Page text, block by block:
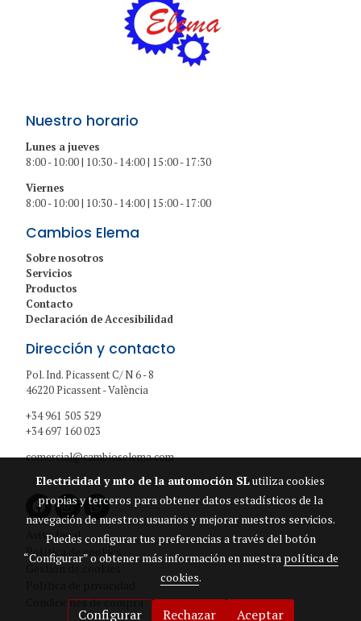
Nuestro horario
Lunes a jueves
8:00 - 10:00 | 10:30 - 14:00 | 15:00 - 17:30
Viernes
8:00 - 10:00 | 10:30 - 14:00 | 15:00 - 17:00
Cambios Elema
Sobre nosotros
Servicios
Productos
Contacto
Declaración de Accesibilidad
Dirección y contacto
Pol. Ind. Picassent C/ N 6 - 8
46220 Picassent - València
+34 961 505 529
+34 697 160 023
comercial@cambioselema.com
Aviso legal
Política de cookies
Gestión de cookies
Condiciones de compra
Electricidad y mto de la automoción SLutiliza cookies
propias y terceros para obtener datos estadísticos de la
navegación de nuestros usuarios y mejorar nuestros servicios.
Puedes configurar tus preferencias a través del botón
“Configurar” o obtener más información en nuestra política de
cookies.
Configurar Rechazar Aceptar